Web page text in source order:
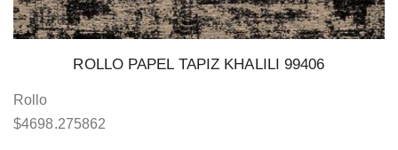
ROLLO PAPEL TAPIZ KHALILI 99406
Rollo
$4698.275862